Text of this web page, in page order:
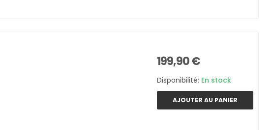
199,90 €
Disponibilité: En stock
AJOUTER AU PANIER